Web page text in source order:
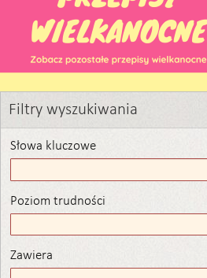
Filtry wyszukiwania
Słowa kluczowe
Poziom trudności
trudności
Zawiera